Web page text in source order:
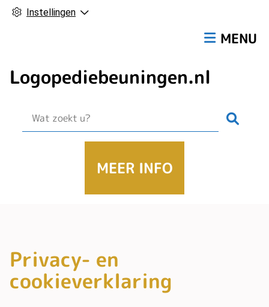
Instellingen
Logopediebeuningen.nl
MENU
MEER INFO
Privacy- en
cookieverklaring